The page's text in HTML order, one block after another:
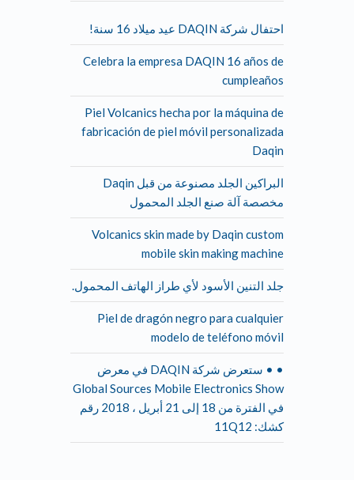
احتفال شركة DAQIN عيد ميلاد 16 سنة!
Celebra la empresa DAQIN 16 años de
cumpleaños
Piel Volcanics hecha por la máquina de
fabricación de piel móvil personalizada
البراكين الجلد مصنوعة من قبل Daqin
مخصصة آلة صنع الجلد المحمول
Volcanics skin made by Daqin custom
mobile skin making machine
جلد التنين الأسود لأي طراز الهاتف المحمول.
Piel de dragón negro para cualquier
modelo de teléfono móvil
• • ستعرض شركة DAQIN في معرض
Global Sources Mobile Electronics Show
في الفترة من 18 إلى 21 أبريل ، 2018 رقم